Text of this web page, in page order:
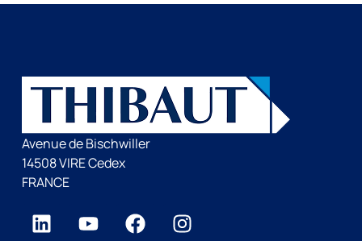
Avenue de Bischwiller
14508 VIRE Cedex
FRANCE